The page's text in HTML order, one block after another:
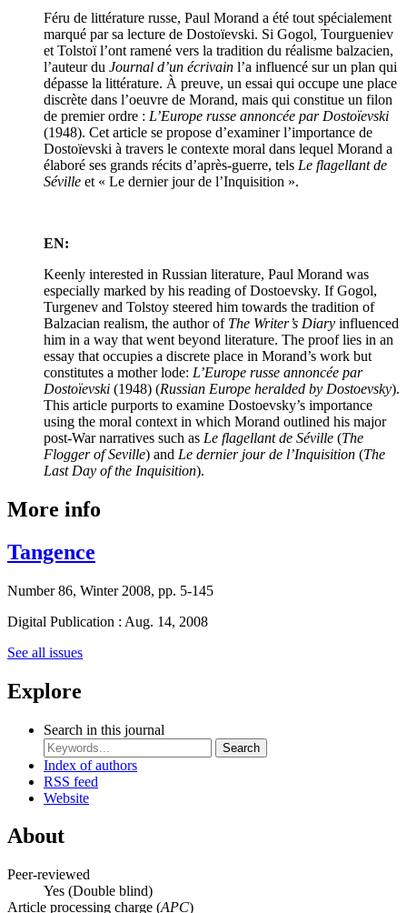
Féru de littérature russe, Paul Morand a été tout spécialement
marqué par sa lecture de Dostoïevski. Si Gogol, Tourgueniev
et Tolstoï l’ont ramené vers la tradition du réalisme balzacien,
l’auteur du Journal d’un écrivain l’a influencé sur un plan qui
dépasse la littérature. À preuve, un essai qui occupe une place
discrète dans l’oeuvre de Morand, mais qui constitue un filon
de premier ordre : L’Europe russe annoncée par Dostoïevski
(1948). Cet article se propose d’examiner l’importance de
Dostoïevski à travers le contexte moral dans lequel Morand a
élaboré ses grands récits d’après-guerre, tels Le flagellant de
Séville et « Le dernier jour de l’Inquisition ».
EN:
Keenly interested in Russian literature, Paul Morand was
especially marked by his reading of Dostoevsky. If Gogol,
Turgenev and Tolstoy steered him towards the tradition of
Balzacian realism, the author of The Writer’s Diary influenced
him in a way that went beyond literature. The proof lies in an
essay that occupies a discrete place in Morand’s work but
constitutes a mother lode: L’Europe russe annoncée par
Dostoïevski (1948) (Russian Europe heralded by Dostoevsky).
This article purports to examine Dostoevsky’s importance
using the moral context in which Morand outlined his major
post-War narratives such as Le flagellant de Séville (The
Flogger of Seville) and Le dernier jour de l’Inquisition (The
Last Day of the Inquisition).
More info
Tangence
Number 86, Winter 2008, pp. 5-145
Digital Publication : Aug. 14, 2008
See all issues
Explore
Search in this journal
Search
Index of authors
RSS feed
Website
About
Peer-reviewed
Yes (Double blind)
Article processing charge (APC)